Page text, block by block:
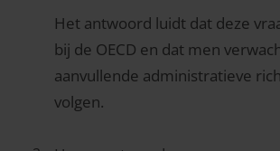
Het antwoord luidt dat deze
bij de OECD en dat men
aanvullende administratieve
volgen.